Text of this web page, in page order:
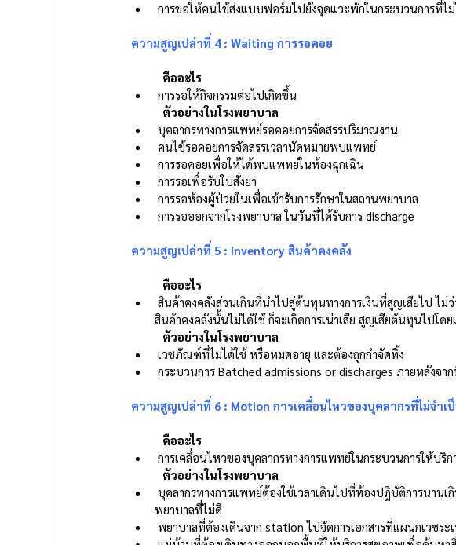
การขอให้คนไข้ส่งแบบฟอร์มไปยังจุดแวะพักในกระบวนการที่ไม่
ความสูญเปล่าที่ 4 : Waiting การรอคอย
คืออะไร
การรอให้กิจกรรมต่อไปเกิดขึ้น
ตัวอย่างในโรงพยาบาล
บุคลากรทางการแพทย์รอคอยการจัดสรรปริมาณงาน
คนไข้รอคอยการจัดสรรเวลานัดหมายพบแพทย์
การรอคอยเพื่อให้ได้พบแพทย์ในห้องฉุกเฉิน
การรอเพื่อรับใบสั่งยา
การรอห้องผู้ป่วยในเพื่อเข้ารับการรักษาในสถานพยาบาล
การรอออกจากโรงพยาบาล ในวันที่ได้รับการ discharge
ความสูญเปล่าที่ 5 : Inventory สินค้าคงคลัง
คืออะไร
สินค้าคงคลังส่วนเกินที่นำไปสู่ต้นทุนทางการเงินที่สูญเสียไป ไม่ว่าจะเป็น ต้นทุนเพื่อใช้ในการจัดเก็บ เคลื่อนย้าย หรือถ้า
สินค้าคงคลังนั้นไม่ได้ใช้ ก็จะเกิดการเน่าเสีย สูญเสียต้นทุนไปโดย
	ตัวอย่างในโรงพยาบาล
เวชภัณฑ์ที่ไม่ได้ใช้ หรือหมดอายุ และต้องถูกกำจัดทิ้ง
กระบวนการ Batched admissions or discharges ภายหลังจาก
ความสูญเปล่าที่ 6 : Motion การเคลื่อนไหวของบุคลากรที่ไม่จำเ
	คืออะไร
การเคลื่อนไหวของบุคลากรทางการแพทย์ในกระบวนการให้บริ
ตัวอย่างในโรงพยาบาล
บุคลากรทางการแพทย์ต้องใช้เวลาเดินไปที่ห้องปฏิบัติการนานเกินกว่าความจำเป็นเนื่องจากการออกแบบแผนผังโรง
พยาบาลที่ไม่ดี
พยาบาลที่ต้องเดินจาก station ไปจัดการเอกสารที่แผนกเวชระ